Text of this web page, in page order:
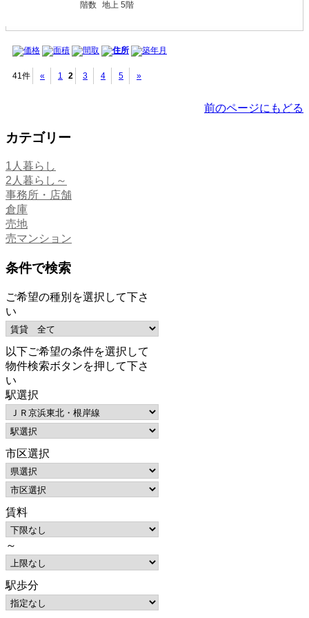
階数 地上 5階
価格 面積 間取 住所 築年月
41件 « 1 2 3 4 5 »
前のページにもどる
カテゴリー
1人暮らし
2人暮らし～
事務所・店舗
倉庫
売地
売マンション
条件で検索
ご希望の種別を選択して下さ
い
以下ご希望の条件を選択して
物件検索ボタンを押して下さ
い
駅選択
市区選択
賃料
～
駅歩分